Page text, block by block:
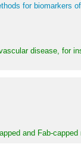
for biomarkers
disease, for
and Fab-